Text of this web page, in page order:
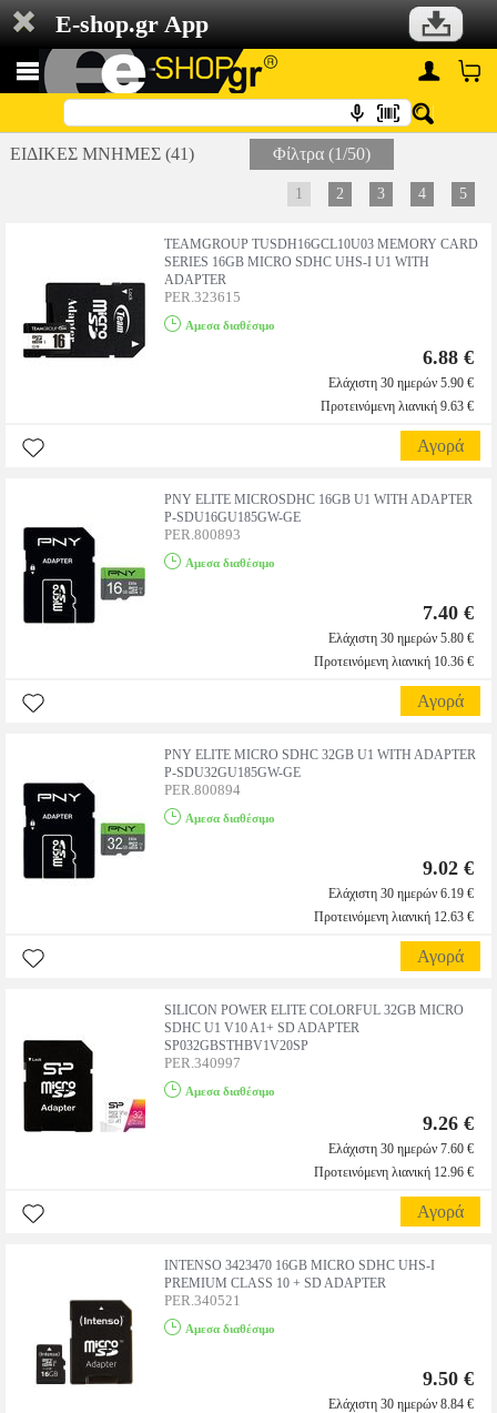
E-shop.gr App
ΕΙΔΙΚΕΣ ΜΝΗΜΕΣ (41) Φίλτρα (1/50)
1 2 3 4 5
TEAMGROUP TUSDH16GCL10U03 MEMORY CARD
SERIES 16GB MICRO SDHC UHS-I U1 WITH
ADAPTER
PER.323615
Αμεσα διαθέσιμο
6.88 €
Ελάχιστη 30 ημερών 5.90 €
Προτεινόμενη λιανική 9.63 €
Αγορά
PNY ELITE MICROSDHC 16GB U1 WITH ADAPTER
P-SDU16GU185GW-GE
PER.800893
Αμεσα διαθέσιμο
7.40 €
Ελάχιστη 30 ημερών 5.80 €
Προτεινόμενη λιανική 10.36 €
Αγορά
PNY ELITE MICRO SDHC 32GB U1 WITH ADAPTER
P-SDU32GU185GW-GE
PER.800894
Αμεσα διαθέσιμο
9.02 €
Ελάχιστη 30 ημερών 6.19 €
Προτεινόμενη λιανική 12.63 €
Αγορά
SILICON POWER ELITE COLORFUL 32GB MICRO
SDHC U1 V10 A1+ SD ADAPTER
SP032GBSTHBV1V20SP
PER.340997
Αμεσα διαθέσιμο
9.26 €
Ελάχιστη 30 ημερών 7.60 €
Προτεινόμενη λιανική 12.96 €
Αγορά
INTENSO 3423470 16GB MICRO SDHC UHS-I
PREMIUM CLASS 10 + SD ADAPTER
PER.340521
Αμεσα διαθέσιμο
9.50 €
Ελάχιστη 30 ημερών 8.84 €